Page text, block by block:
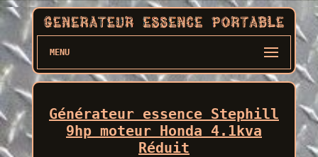
MENU
Générateur essence Stephill
9hp moteur Honda 4.1kva
Réduit